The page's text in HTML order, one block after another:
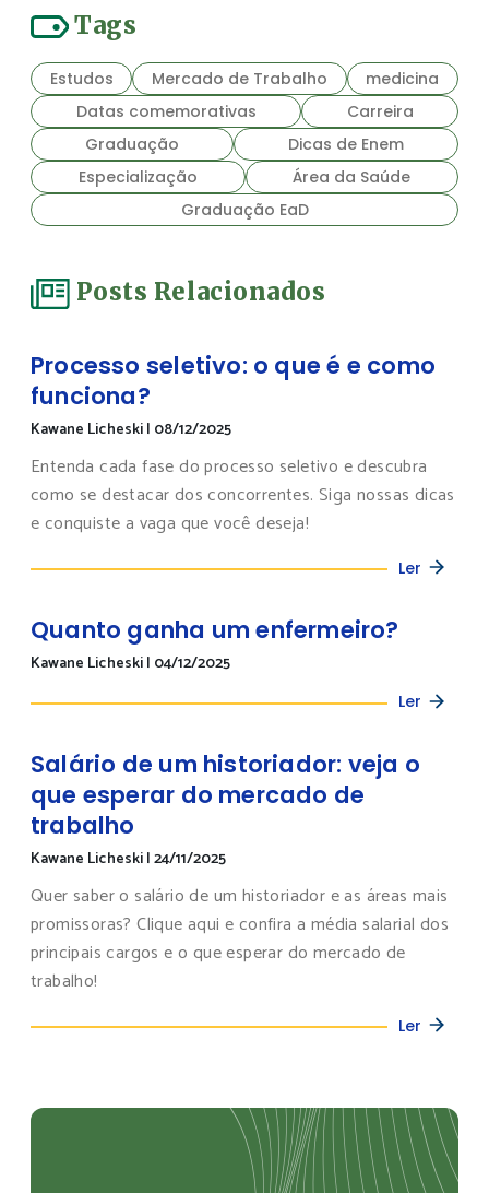
Tags
Estudos Mercado de Trabalho
medicina
Datas comemorativas
Carreira
Graduação
Dicas de Enem
Especialização
Área da Saúde
Graduação EaD
Posts Relacionados
Processo seletivo: o que é e como
funciona?
Kawane Licheski| 08/12/2025
Entenda cada fase do processo seletivo e descubra
como se destacar dos concorrentes. Siga nossas dicas
e conquiste a vaga que você deseja!
Ler
Quanto ganha um enfermeiro?
Kawane Licheski| 04/12/2025
Ler
Salário de um historiador: veja o
que esperar do mercado de
trabalho
Kawane Licheski|24/11/2025
Quer saber o salário de um historiador e as áreas mais
promissoras? Clique aqui e confira a média salarial dos
principais cargos e o que esperar do mercado de
trabalho!
Ler